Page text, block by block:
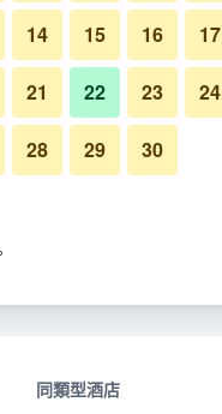
餐廳
Pensiunea Casa Harghita的照片
同類型酒店
14 15 16 17
21 22 23 24
28 29 30